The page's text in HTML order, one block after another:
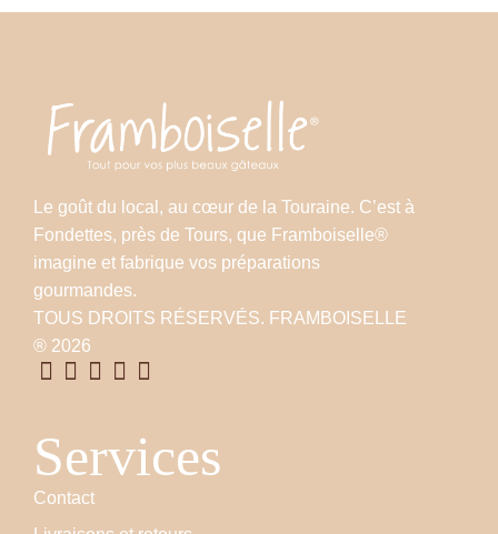
Le goût du local, au cœur de la Touraine. C’est à
Fondettes, près de Tours, que Framboiselle®
imagine et fabrique vos préparations
gourmandes.
TOUS DROITS RÉSERVÉS. FRAMBOISELLE
® 2026
Services
Contact